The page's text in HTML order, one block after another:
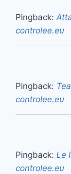
Pingback:
controlee.eu
Pingback:
controlee.eu
Pingback: Le
controlee.eu